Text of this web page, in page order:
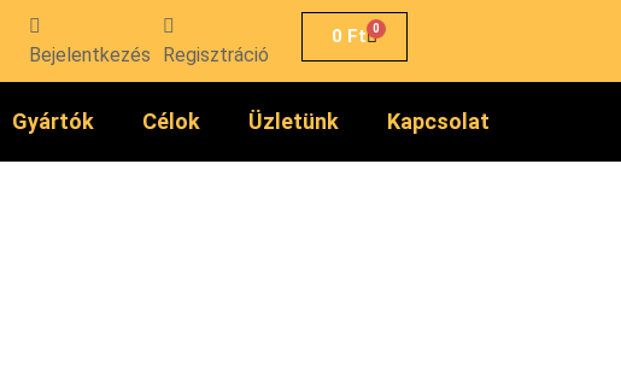
Bejelentkezés Regisztráció
0 Ft 0
Gyártók Célok Üzletünk Kapcsolat